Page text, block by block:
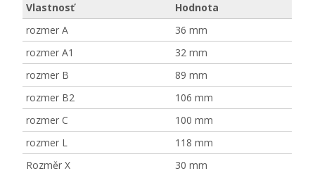
Vlastnosť
Hodnota
rozmer A
36 mm
rozmer A1
32 mm
rozmer B
89 mm
rozmer B2
106 mm
rozmer C
100 mm
rozmer L
118 mm
Rozměr X
30 mm